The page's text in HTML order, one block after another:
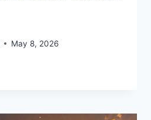
May 8, 2026